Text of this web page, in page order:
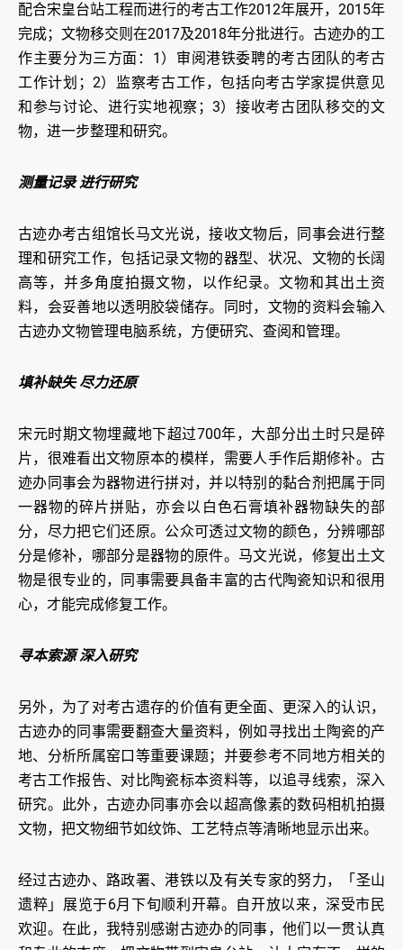
配合宋皇台站工程而进行的考古工作2012年展开，2015年
完成；文物移交则在2017及2018年分批进行。古迹办的工
作主要分为三方面：1）审阅港铁委聘的考古团队的考古
工作计划；2）监察考古工作，包括向考古学家提供意见
和参与讨论、进行实地视察；3）接收考古团队移交的文
物，进一步整理和研究。
测量记录 进行研究
古迹办考古组馆长马文光说，接收文物后，同事会进行整
理和研究工作，包括记录文物的器型、状况、文物的长阔
高等，并多角度拍摄文物，以作纪录。文物和其出土资
料，会妥善地以透明胶袋储存。同时，文物的资料会输入
古迹办文物管理电脑系统，方便研究、查阅和管理。
填补缺失 尽力还原
宋元时期文物埋藏地下超过700年，大部分出土时只是碎
片，很难看出文物原本的模样，需要人手作后期修补。古
迹办同事会为器物进行拼对，并以特别的黏合剂把属于同
一器物的碎片拼贴，亦会以白色石膏填补器物缺失的部
分，尽力把它们还原。公众可透过文物的颜色，分辨哪部
分是修补，哪部分是器物的原件。马文光说，修复出土文
物是很专业的，同事需要具备丰富的古代陶瓷知识和很用
心，才能完成修复工作。
寻本索源 深入研究
另外，为了对考古遗存的价值有更全面、更深入的认识，
古迹办的同事需要翻查大量资料，例如寻找出土陶瓷的产
地、分析所属窑口等重要课题；并要参考不同地方相关的
考古工作报告、对比陶瓷标本资料等，以追寻线索，深入
研究。此外，古迹办同事亦会以超高像素的数码相机拍摄
文物， 把文物细节如纹饰、工艺特点等清晰地显示出来。
经过古迹办、路政署、港铁以及有关专家的努力，「圣山
遗粹」展览于6月下旬顺利开幕。自开放以来，深受市民
欢迎。在此，我特别感谢古迹办的同事，他们以一贯认真